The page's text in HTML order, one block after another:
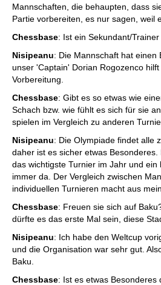
Mannschaften, die behaupten, dass
Partie vorbereiten, es nur sagen, weil
Chessbase: Ist ein Sekundant/
Nisipeanu: Die Mannschaft hat einen
unser 'Captain' Dorian Rogozenco
Vorbereitung.
Chessbase: Gibt es so etwas wie
Schach bzw. wie fühlt es sich für sie
spielen im Vergleich zu anderen
Nisipeanu: Die Olympiade findet alle
daher ist es sicher etwas
das wichtigste Turnier im Jahr und ein
immer da. Der Vergleich zwischen
individuellen Turnieren macht aus
Chessbase: Freuen sie sich auf
dürfte es das erste Mal sein, diese
Nisipeanu: Ich habe den Weltcup
und die Organisation war sehr gut.
Baku.
Chessbase: Ist es etwas Besonderes